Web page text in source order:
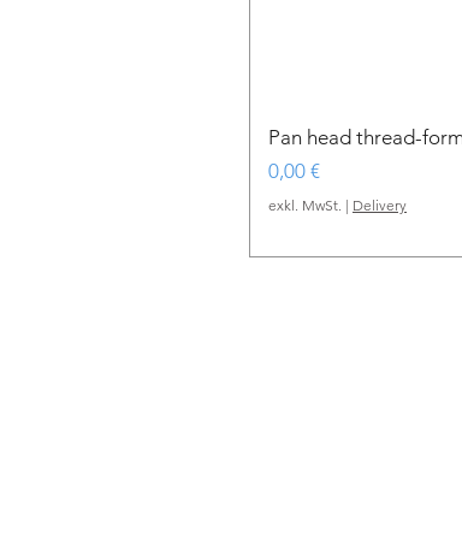
Pan head thread-
Preis
0,00 €
exkl. MwSt. | Delivery